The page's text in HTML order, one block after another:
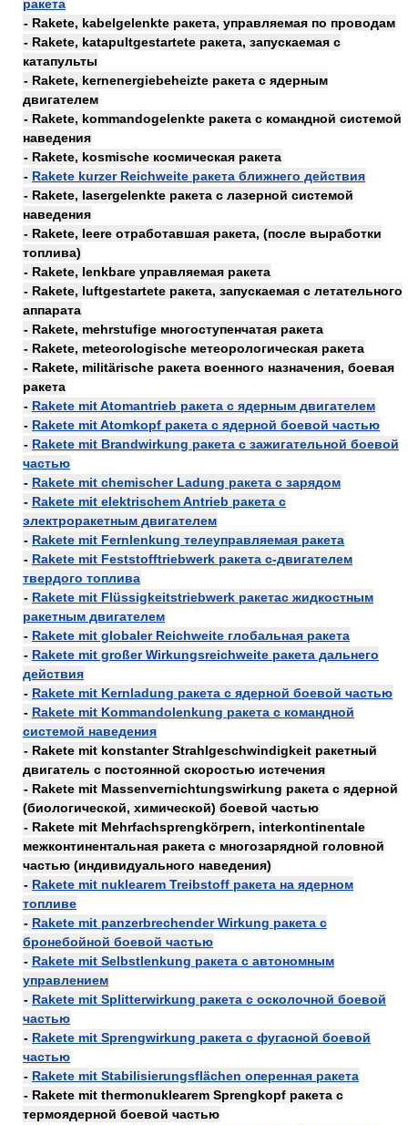
ракета
- Rakete, kabelgelenkte ракета, управляемая по проводам
- Rakete, katapultgestartete ракета, запускаемая с
катапульты
- Rakete, kernenergiebeheizte ракета с ядерным
двигателем
- Rakete, kommandogelenkte ракета с командной системой
наведения
- Rakete, kosmische космическая ракета
- Rakete kurzer Reichweite ракета ближнего действия
- Rakete, lasergelenkte ракета с лазерной системой
наведения
- Rakete, leere отработавшая ракета, (после выработки
топлива)
- Rakete, lenkbare управляемая ракета
- Rakete, luftgestartete ракета, запускаемая с летательного
аппарата
- Rakete, mehrstufige многоступенчатая ракета
- Rakete, meteorologische метеорологическая ракета
- Rakete, militärische ракета военного назначения, боевая
ракета
- Rakete mit Atomantrieb ракета с ядерным двигателем
- Rakete mit Atomkopf ракета с ядерной боевой частью
- Rakete mit Brandwirkung ракета с зажигательной боевой
частью
- Rakete mit chemischer Ladung ракета с зарядом
- Rakete mit elektrischem Antrieb ракета с
электроракетным двигателем
- Rakete mit Fernlenkung телеуправляемая ракета
- Rakete mit Feststofftriebwerk ракета с-двигателем
твердого топлива
- Rakete mit Flüssigkeitstriebwerk ракетас жидкостным
ракетным двигателем
- Rakete mit globaler Reichweite глобальная ракета
- Rakete mit großer Wirkungsreichweite ракета дальнего
действия
- Rakete mit Kernladung ракета с ядерной боевой частью
- Rakete mit Kommandolenkung ракета с командной
системой наведения
- Rakete mit konstanter Strahlgeschwindigkeit ракетный
двигатель с постоянной скоростью истечения
- Rakete mit Massenvernichtungswirkung ракета с ядерной
(биологической, химической) боевой частью
- Rakete mit Mehrfachsprengkörpern, interkontinentale
межконтинентальная ракета с многозарядной головной
частью (индивидуального наведения)
- Rakete mit nuklearem Treibstoff ракета на ядерном
топливе
- Rakete mit panzerbrechender Wirkung ракета с
бронебойной боевой частью
- Rakete mit Selbstlenkung ракета с автономным
управлением
- Rakete mit Splitterwirkung ракета с осколочной боевой
частью
- Rakete mit Sprengwirkung ракета с фугасной боевой
частью
- Rakete mit Stabilisierungsflächen оперенная ракета
- Rakete mit thermonuklearem Sprengkopf ракета с
термоядерной боевой частью